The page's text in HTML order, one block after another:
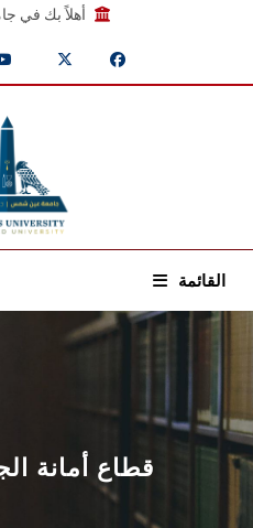
أهلاً بك في
القائمة
قطاع أمانة